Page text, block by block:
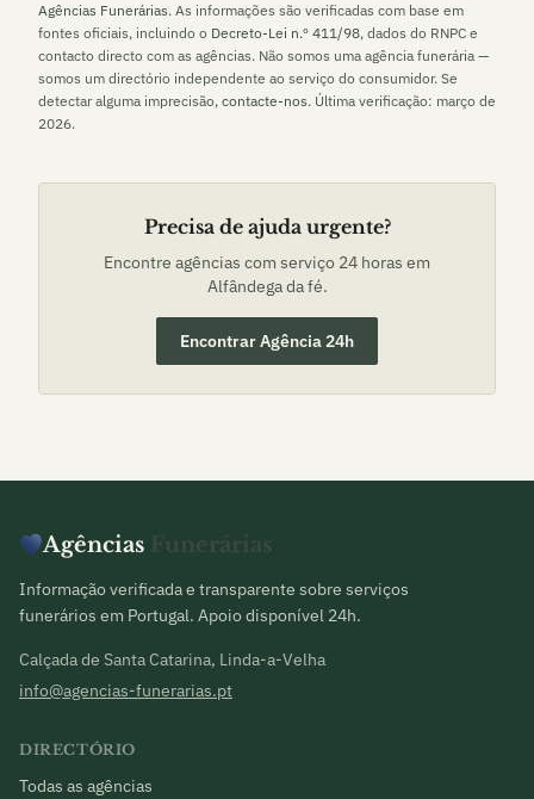
Agências Funerárias. As informações são verificadas com base em
fontes oficiais, incluindo o Decreto-Lei n.º 411/98, dados do RNPC e
contacto directo com as agências. Não somos uma agência funerária —
somos um directório independente ao serviço do consumidor. Se
detectar alguma imprecisão, contacte-nos. Última verificação: março de
2026.
Precisa de ajuda urgente?
Encontre agências com serviço 24 horas em
Alfândega da fé.
Encontrar Agência 24h
Agências Funerárias
Informação verificada e transparente sobre serviços
funerários em Portugal. Apoio disponível 24h.
Calçada de Santa Catarina, Linda-a-Velha
info@agencias-funerarias.pt
DIRECTÓRIO
Todas as agências